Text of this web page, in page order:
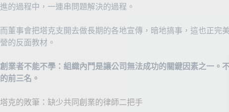
進的過程中，一連串問題解決的過程。
而董事會把塔克支開去做長期的各地宣傳，暗地搞事，這也正完
營的反面教材。
創業者不能不學：組織內鬥是讓公司無法成功的關鍵因素之一。
的前三名。
塔克的敗筆：缺少共同創業的律師二把手